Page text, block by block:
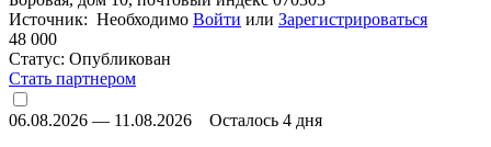
Источник: Необходимо Войти или Зарегистрироваться
48 000
Статус: Опубликован
Стать партнером
06.08.2026 — 11.08.2026
Осталось 4 дня